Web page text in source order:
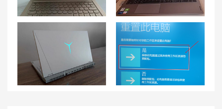
联想小新 Air笔记本电源键损坏，如何修复？ 联想小新Air15：适合打游戏吗？以及适合玩什么游戏？